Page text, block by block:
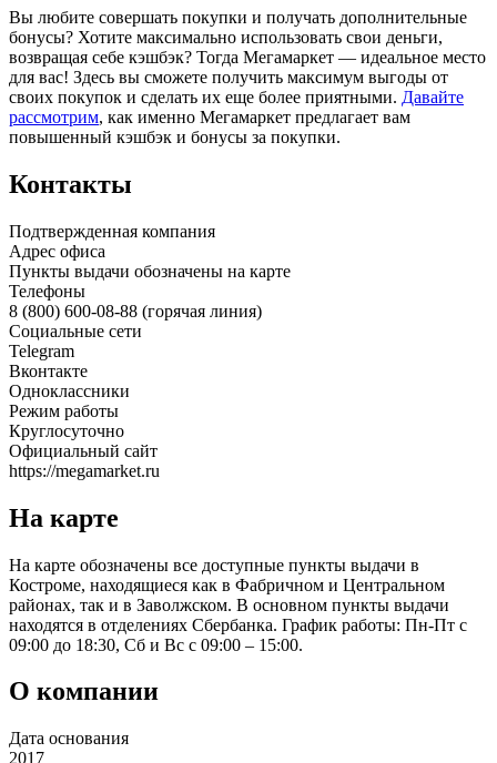
Вы любите совершать покупки и получать дополнительные
бонусы? Хотите максимально использовать свои деньги,
возвращая себе кэшбэк? Тогда Мегамаркет — идеальное место
для вас! Здесь вы сможете получить максимум выгоды от
своих покупок и сделать их еще более приятными. Давайте
рассмотрим, как именно Мегамаркет предлагает вам
повышенный кэшбэк и бонусы за покупки.
Контакты
Подтвержденная компания
Адрес офиса
Пункты выдачи обозначены на карте
Телефоны
8 (800) 600-08-88 (горячая линия)
Социальные сети
Telegram
Вконтакте
Одноклассники
Режим работы
Круглосуточно
Официальный сайт
https://megamarket.ru
На карте
На карте обозначены все доступные пункты выдачи в
Костроме, находящиеся как в Фабричном и Центральном
районах, так и в Заволжском. В основном пункты выдачи
находятся в отделениях Сбербанка. График работы: Пн-Пт с
09:00 до 18:30, Сб и Вс с 09:00 – 15:00.
О компании
Дата основания
2017